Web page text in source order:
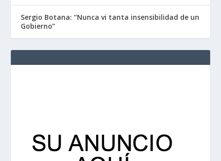
Sergio Botana: “Nunca vi tanta insensibilidad de un
Gobierno”